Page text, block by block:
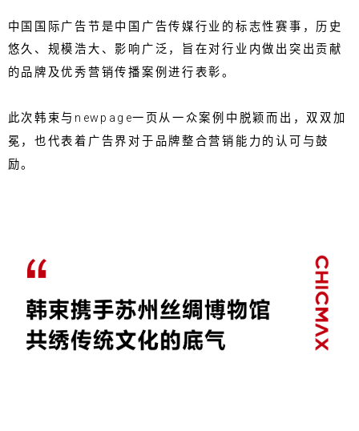
中国国际广告节是中国广告传媒行业的标志性赛事，历史
悠久、规模浩大、影响广泛，旨在对行业内做出突出贡献
的品牌及优秀营销传播案例进行表彰。
此次韩束与newpage一页从一众案例中脱颖而出，双双加
冕，也代表着广告界对于品牌整合营销能力的认可与鼓
励。